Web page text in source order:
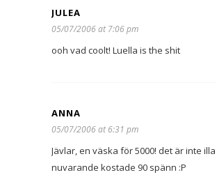
JULEA
05/07/2006 at 7:06 pm
ooh vad coolt! Luella is the shit
ANNA
05/07/2006 at 6:31 pm
Jävlar, en väska för 5000! det är inte
nuvarande kostade 90 spänn :P